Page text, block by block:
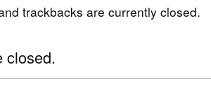
trackbacks are currently closed.
closed.